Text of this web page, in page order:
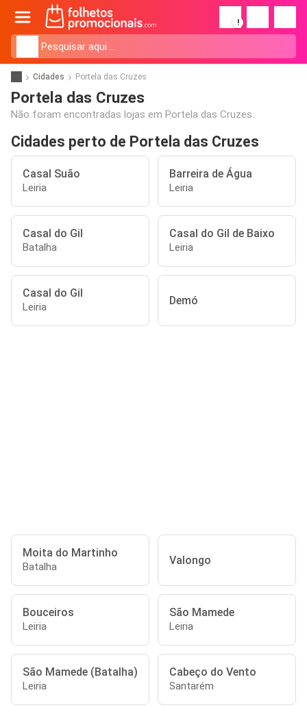
!
Cidades Portela das Cruzes
Portela das Cruzes
Não foram encontradas lojas em Portela das Cruzes.
Cidades perto de Portela das Cruzes
Casal Suão
Leiria
Barreira de Água
Leiria
Casal do Gil
Batalha
Casal do Gil de Baixo
Leiria
Casal do Gil
Leiria Demó
Moita do Martinho
Batalha Valongo
Bouceiros
Leiria
São Mamede
Leiria
São Mamede (Batalha)
Leiria
Cabeço do Vento
Santarém